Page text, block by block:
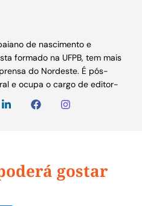
de nascimento e
formado na UFPB, tem mais
do Nordeste. É pós-
e ocupa o cargo de editor-
gostar